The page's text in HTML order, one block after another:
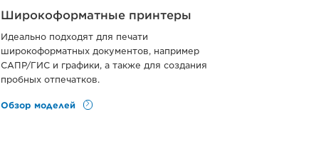
Широкоформатные принтеры
Идеально подходят для печати
широкоформатных документов, например
САПР/ГИС и графики, а также для создания
пробных отпечатков.
Обзор моделей